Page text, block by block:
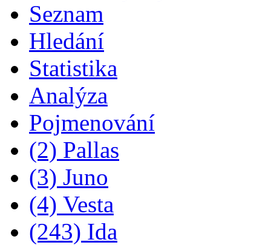
Seznam
Hledání
Statistika
Analýza
Pojmenování
(2) Pallas
(3) Juno
(4) Vesta
(243) Ida